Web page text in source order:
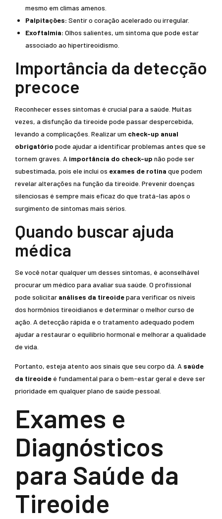
mesmo em climas amenos.
Palpitações: Sentir o coração acelerado ou irregular.
Exoftalmia: Olhos salientes, um sintoma que pode estar
associado ao hipertireoidismo.
Importância da detecção
precoce
Reconhecer esses sintomas é crucial para a saúde. Muitas
vezes, a disfunção da tireoide pode passar despercebida,
levando a complicações. Realizar um check-up anual
obrigatório pode ajudar a identificar problemas antes que se
tornem graves. A importância do check-up não pode ser
subestimada, pois ele inclui os exames de rotina que podem
revelar alterações na função da tireoide. Prevenir doenças
silenciosas é sempre mais eficaz do que tratá-las após o
surgimento de sintomas mais sérios.
Quando buscar ajuda
médica
Se você notar qualquer um desses sintomas, é aconselhável
procurar um médico para avaliar sua saúde. O profissional
pode solicitar análises da tireoidepara verificar os níveis
dos hormônios tireoidianos e determinar o melhor curso de
ação. A detecção rápida e o tratamento adequado podem
ajudar a restaurar o equilíbrio hormonal e melhorar a qualidade
de vida.
Portanto, esteja atento aos sinais que seu corpo dá. A saúde
da tireoide é fundamental para o bem-estar geral e deve ser
prioridade em qualquer plano de saúde pessoal.
Exames e
Diagnósticos
para Saúde da
Tireoide